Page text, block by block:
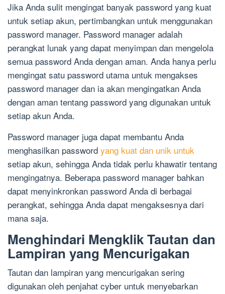
Jika Anda sulit mengingat banyak password yang kuat
untuk setiap akun, pertimbangkan untuk menggunakan
password manager. Password manager adalah
perangkat lunak yang dapat menyimpan dan mengelola
semua password Anda dengan aman. Anda hanya perlu
mengingat satu password utama untuk mengakses
password manager dan ia akan mengingatkan Anda
dengan aman tentang password yang digunakan untuk
setiap akun Anda.
Password manager juga dapat membantu Anda
menghasilkan password yang kuat dan unik untuk
setiap akun, sehingga Anda tidak perlu khawatir tentang
mengingatnya. Beberapa password manager bahkan
dapat menyinkronkan password Anda di berbagai
perangkat, sehingga Anda dapat mengaksesnya dari
mana saja.
Menghindari Mengklik Tautan dan
Lampiran yang Mencurigakan
Tautan dan lampiran yang mencurigakan sering
digunakan oleh penjahat cyber untuk menyebarkan